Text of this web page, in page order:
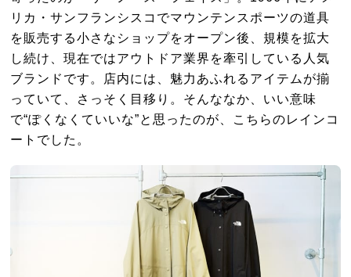
リカ・サンフランシスコでマウンテンスポーツの道具
を販売する小さなショップをオープン後、規模を拡大
し続け、現在ではアウトドア業界を牽引している人気
ブランドです。店内には、魅力あふれるアイテムが揃
っていて、さっそく目移り。そんななか、いい意味
で“ぽくなくていいな”と思ったのが、こちらのレインコ
ートでした。